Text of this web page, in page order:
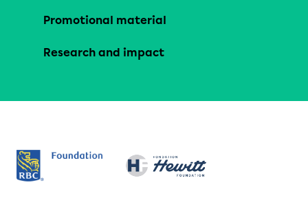
Promotional material
Research and impact